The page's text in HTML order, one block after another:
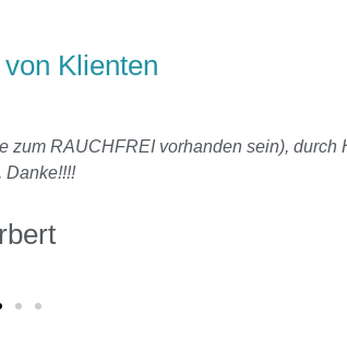
Klienten
RAUCHFREI vorhanden sein), durch
Danke!!!!